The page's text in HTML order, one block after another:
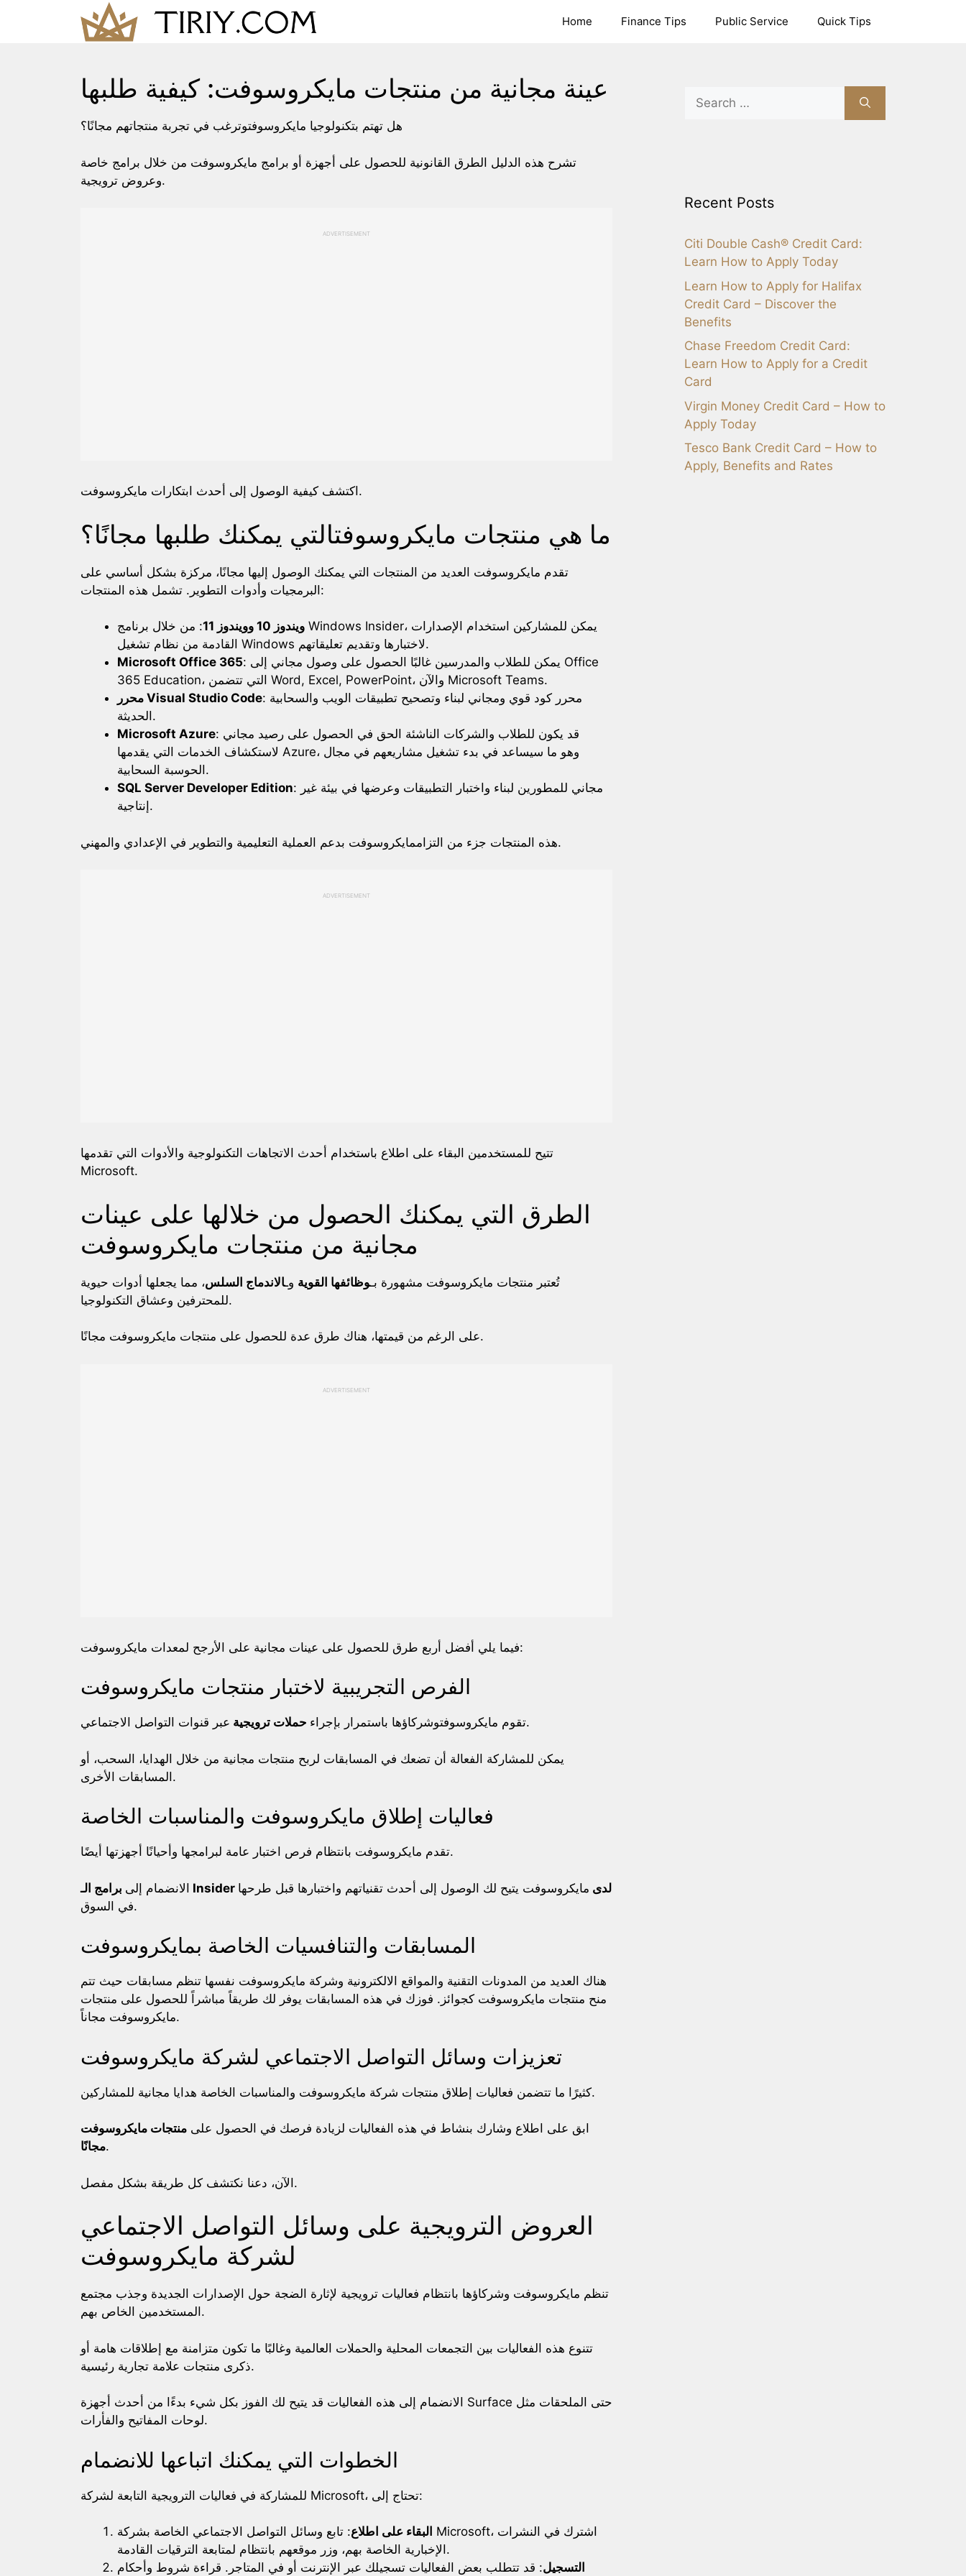
Home Finance Tips Public Service Quick Tips
عينة مجانية من منتجات مايكروسوفت: كيفية طلبها
هل تهتم بتكنولوجيا مايكروسوفتوترغب في تجربة منتجاتهم مجانًا؟
تشرح هذه الدليل الطرق القانونية للحصول على أجهزة أو برامج مايكروسوفت من خلال برامج خاصة
وعروض ترويجية.
ADVERTISEMENT
اكتشف كيفية الوصول إلى أحدث ابتكارات مايكروسوفت.
ما هي منتجات مايكروسوفتالتي يمكنك طلبها مجانًا؟
تقدم مايكروسوفت العديد من المنتجات التي يمكنك الوصول إليها مجانًا، مركزة بشكل أساسي على
البرمجيات وأدوات التطوير. تشمل هذه المنتجات:
ويندوز 10 وويندوز 11
: من خلال برنامج Windows Insider، يمكن للمشاركين استخدام الإصدارات
القادمة من نظام تشغيل Windows لاختبارها وتقديم تعليقاتهم.
Microsoft Office 365: يمكن للطلاب والمدرسين غالبًا الحصول على وصول مجاني إلى Office
365 Education، التي تتضمن Word, Excel, PowerPoint، والآن Microsoft Teams.
محرر Visual Studio Code: محرر كود قوي ومجاني لبناء وتصحيح تطبيقات الويب والسحابية
الحديثة.
Microsoft Azure: قد يكون للطلاب والشركات الناشئة الحق في الحصول على رصيد مجاني
لاستكشاف الخدمات التي يقدمها Azure، وهو ما سيساعد في بدء تشغيل مشاريعهم في مجال
الحوسبة السحابية.
SQL Server Developer Edition: مجاني للمطورين لبناء واختبار التطبيقات وعرضها في بيئة غير
إنتاجية.
هذه المنتجات جزء من التزاممايكروسوفت بدعم العملية التعليمية والتطوير في الإعدادي والمهني.
ADVERTISEMENT
تتيح للمستخدمين البقاء على اطلاع باستخدام أحدث الاتجاهات التكنولوجية والأدوات التي تقدمها
Microsoft.
الطرق التي يمكنك الحصول من خلالها على عينات
مجانية من منتجات مايكروسوفت
تُعتبر منتجات مايكروسوفت مشهورة بـوظائفها القوية وـالاندماج السلس، مما يجعلها أدوات حيوية
للمحترفين وعشاق التكنولوجيا.
على الرغم من قيمتها، هناك طرق عدة للحصول على منتجات مايكروسوفت مجانًا.
ADVERTISEMENT
فيما يلي أفضل أربع طرق للحصول على عينات مجانية على الأرجح لمعدات مايكروسوفت:
الفرص التجريبية لاختبار منتجات مايكروسوفت
تقوم مايكروسوفتوشركاؤها باستمرار بإجراء حملات ترويجية عبر قنوات التواصل الاجتماعي.
يمكن للمشاركة الفعالة أن تضعك في المسابقات لربح منتجات مجانية من خلال الهدايا، السحب، أو
المسابقات الأخرى.
فعاليات إطلاق مايكروسوفت والمناسبات الخاصة
تقدم مايكروسوفت بانتظام فرص اختبار عامة لبرامجها وأحيانًا أجهزتها أيضًا.
الانضمام إلى برامج الـ Insider لدى مايكروسوفت يتيح لك الوصول إلى أحدث تقنياتهم واختبارها قبل طرحها
في السوق.
المسابقات والتنافسيات الخاصة بمايكروسوفت
هناك العديد من المدونات التقنية والمواقع الالكترونية وشركة مايكروسوفت نفسها تنظم مسابقات حيث تتم
منح منتجات مايكروسوفت كجوائز. فوزك في هذه المسابقات يوفر لك طريقاً مباشراً للحصول على منتجات
مايكروسوفت مجاناً.
تعزيزات وسائل التواصل الاجتماعي لشركة مايكروسوفت
كثيرًا ما تتضمن فعاليات إطلاق منتجات شركة مايكروسوفت والمناسبات الخاصة هدايا مجانية للمشاركين.
ابق على اطلاع وشارك بنشاط في هذه الفعاليات لزيادة فرصك في الحصول على منتجات مايكروسوفت
مجانًا.
الآن، دعنا نكتشف كل طريقة بشكل مفصل.
العروض الترويجية على وسائل التواصل الاجتماعي
لشركة مايكروسوفت
تنظم مايكروسوفت وشركاؤها بانتظام فعاليات ترويجية لإثارة الضجة حول الإصدارات الجديدة وجذب مجتمع
المستخدمين الخاص بهم.
تتنوع هذه الفعاليات بين التجمعات المحلية والحملات العالمية وغالبًا ما تكون متزامنة مع إطلاقات هامة أو
ذكرى منتجات علامة تجارية رئيسية.
الانضمام إلى هذه الفعاليات قد يتيح لك الفوز بكل شيء بدءًا من أحدث أجهزة Surface حتى الملحقات مثل
لوحات المفاتيح والفأرات.
الخطوات التي يمكنك اتباعها للانضمام
للمشاركة في فعاليات الترويجية التابعة لشركة Microsoft، تحتاج إلى:
البقاء على اطلاع: تابع وسائل التواصل الاجتماعي الخاصة بشركة Microsoft، اشترك في النشرات
الإخبارية الخاصة بهم، وزر موقعهم بانتظام لمتابعة الترقيات القادمة.
التسجيل: قد تتطلب بعض الفعاليات تسجيلك عبر الإنترنت أو في المتاجر. قراءة شروط وأحكام
Search
for:
Recent Posts
Citi Double Cash® Credit Card:
Learn How to Apply Today
Learn How to Apply for Halifax
Credit Card – Discover the
Benefits
Chase Freedom Credit Card:
Learn How to Apply for a Credit
Card
Virgin Money Credit Card – How to
Apply Today
Tesco Bank Credit Card – How to
Apply, Benefits and Rates